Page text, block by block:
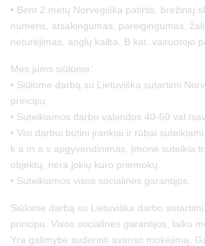
• Bent 2 metų Norvegiška patirtis, brėžinių
numeris, atsakingumas, pareigingumas,
neturėjimas, anglų kalba, B kat. vairuotojo
Mes jums siūlome:
• Siūlome darbą su Lietuviška sutartimi
principu.
• Suteikiamos darbo valandos 40-60 val./
• Visi darbui būtini įrankiai ir rūbai
k a m a s apgyvendinimas. Įmonė suteikia
objektų, nėra jokių kuro priemokų.
• Suteikiamos visos socialinės garantijos.
Siūlome darbą su Lietuviška darbo
principu. Visos socialinės garantijos, laiku
Yra galimybė suderinti avanso mokėjimą.